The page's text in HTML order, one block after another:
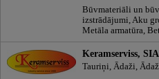
Būvmateriāli un
izstrādājumi, Aku
Metāla armatūra,
Keramserviss, SIA
Tauriņi, Ādaži,